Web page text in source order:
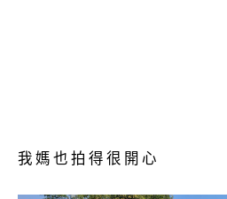
我媽也拍得很開心